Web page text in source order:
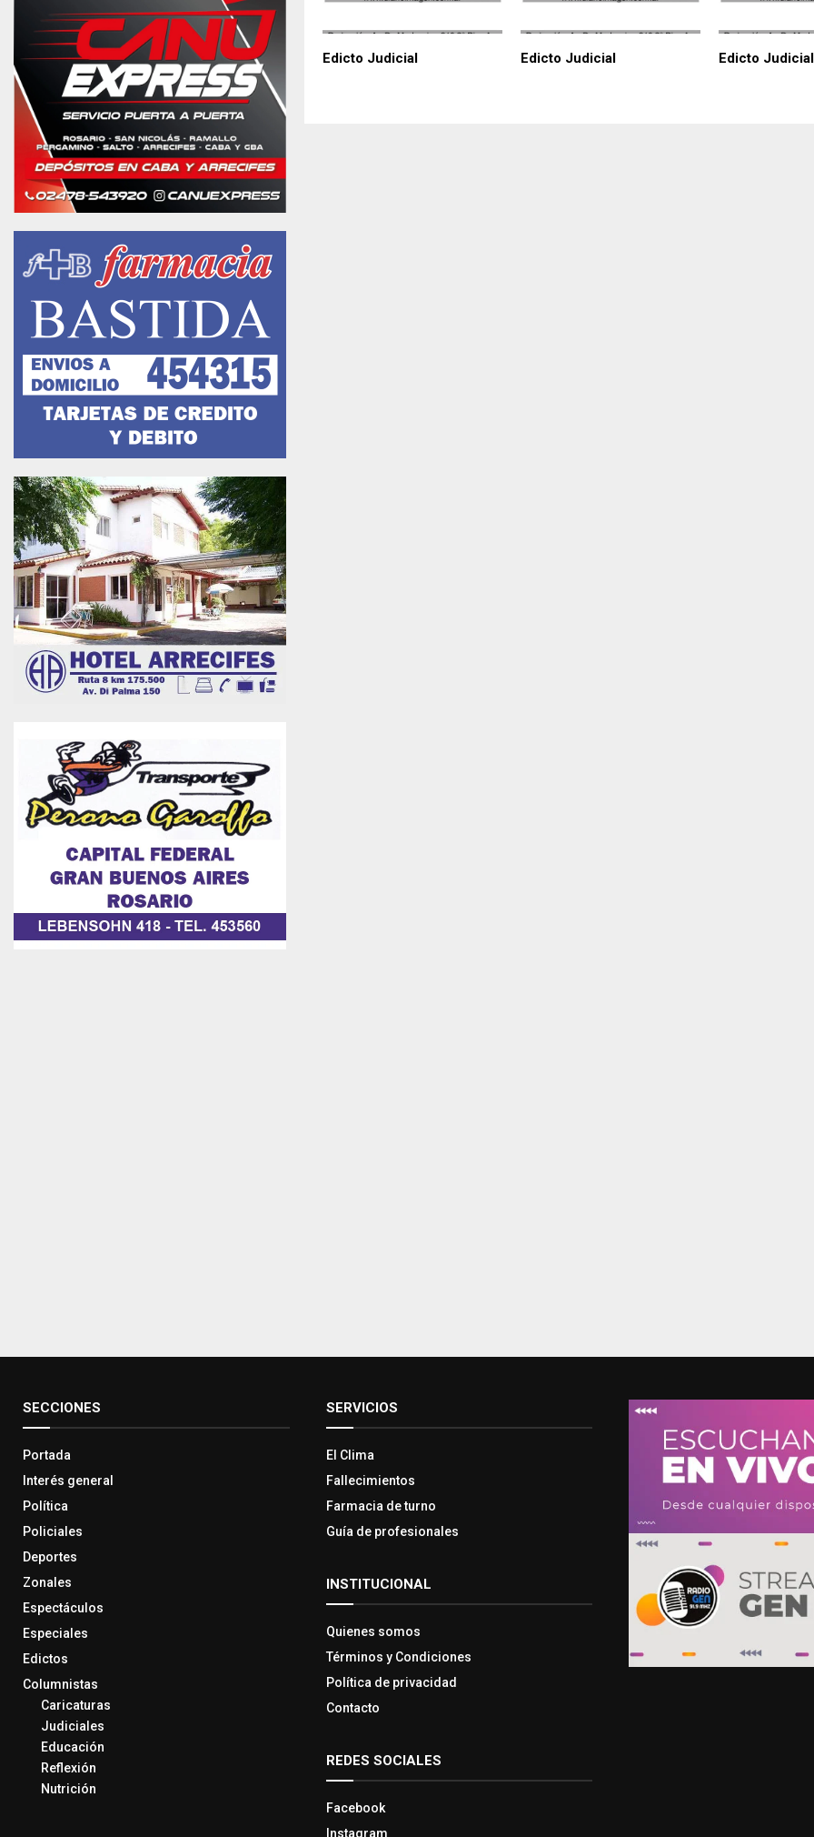
Edicto Judicial Edicto Judicial Edicto Judicial
SECCIONES
Portada
Interés general
Política
Policiales
Deportes
Zonales
Espectáculos
Especiales
Edictos
Columnistas
Caricaturas
Judiciales
Educación
Reflexión
Nutrición
SERVICIOS
El Clima
Fallecimientos
Farmacia de turno
Guía de profesionales
INSTITUCIONAL
Quienes somos
Términos y Condiciones
Política de privacidad
Contacto
REDES SOCIALES
Facebook
Instagram